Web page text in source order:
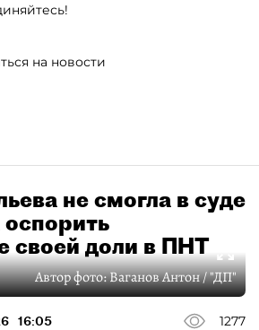
на новости
не смогла в суде
своей доли в ПНТ
Автор фото:Ваганов Антон / "ДП"
16:05
1277